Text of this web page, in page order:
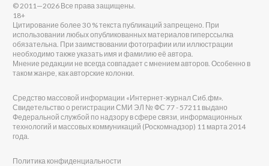
© 2011—2026 Все права защищены.
18+
Цитирование более 30 % текста публикаций запрещено. При
использовании любых опубликованных материалов гиперссылка
обязательна. При заимствовании фотографии или иллюстрации
необходимо также указать имя и фамилию её автора.
Мнение редакции не всегда совпадает с мнением авторов. Особенно в
таком жанре, как авторские колонки.
Средство массовой информации «Интернет-журнал Сиб.фм».
Свидетельство о регистрации СМИ ЭЛ № ФС 77 - 57211 выдано
Федеральной службой по надзору в сфере связи, информационных
технологий и массовых коммуникаций (Роскомнадзор) 11 марта 2014
года.
Политика конфиденциальности